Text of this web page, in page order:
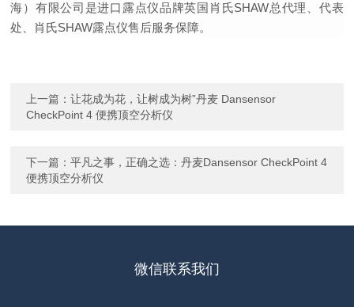
海）有限公司是进口露点仪品牌英国肖氏SHAW总代理、代表
处、肖氏SHAW露点仪售后服务保障。
上一篇：让花成为花，让树成为树”丹麦 Dansensor
CheckPoint 4 便携顶空分析仪
下一篇：平凡之事，正确之选：丹麦Dansensor CheckPoint 4
便携顶空分析仪
微信联系我们